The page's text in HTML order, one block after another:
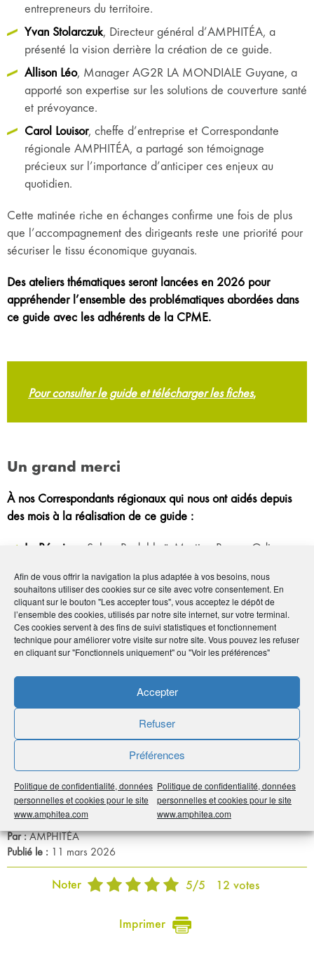
Afin de vous offrir la navigation la plus adaptée à vos besoins, nous
souhaitons utiliser des cookies sur ce site avec votre consentement. En
cliquant sur le bouton "Les accepter tous", vous acceptez le dépôt de
l’ensemble des cookies, utilisés par notre site internet, sur votre terminal.
Ces cookies servent à des fins de suivi statistiques et fonctionnement
technique pour améliorer votre visite sur notre site. Vous pouvez les refuser
en cliquant sur "Fonctionnels uniquement" ou "Voir les préférences"
Accepter
Refuser
Préférences
Politique de confidentialité, données
personnelles et cookies pour le site
www.amphitea.com
Politique de confidentialité, données
personnelles et cookies pour le site
www.amphitea.com
entrepreneurs du territoire.
Yvan Stolarczuk, Directeur général d’AMPHITÉA, a
présenté la vision derrière la création de ce guide.
Allison Léo, Manager AG2R LA MONDIALE Guyane, a
apporté son expertise sur les solutions de couverture santé
et prévoyance.
Carol Louisor, cheffe d’entreprise et Correspondante
régionale AMPHITÉA, a partagé son témoignage
précieux sur l’importance d’anticiper ces enjeux au
quotidien.
Cette matinée riche en échanges confirme une fois de plus
que l’accompagnement des dirigeants reste une priorité pour
sécuriser le tissu économique guyanais.
Des ateliers thématiques seront lancées en 2026 pour
appréhender l’ensemble des problématiques abordées dans
ce guide avec les adhérents de la CPME.
Pour consulter le guide et télécharger les fiches,
Un grand merci
À nos Correspondants régionaux qui nous ont aidés depuis
des mois à la réalisation de ce guide :
La Réunion :
Salma Badabhaï, Martine Besson-Odin,
Antilles-Guyane :Hervé Coridon, Jan-Marc Ferly,
Jocelyne Hatchi, Carol Louisor Phibel, Jerry Pierre-
Francois, Hervé Toussay, Jacqueline Janvier-Désir,
Olympe Francil, Lisa Toussay.
En savoirplus
Lire le communiqué de presse
Sur AG2R LA MONDIALE
Par :AMPHITÉA
Publié le : 11 mars 2026
Noter 5/5 12 votes
Imprimer